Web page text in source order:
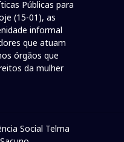
Públicas para
(15-01), as
informal
que atuam
órgãos que
da mulher
Social Telma